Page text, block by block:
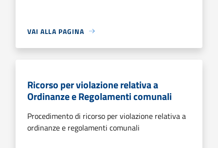
VAI ALLA PAGINA
Ricorso per violazione relativa a
Ordinanze e Regolamenti comunali
Procedimento di ricorso per violazione relativa a
ordinanze e regolamenti comunali